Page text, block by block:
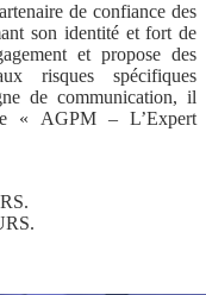
de confiance des
son identité et fort de
et propose des
risques spécifiques
de communication, il
« AGPM – L’Expert